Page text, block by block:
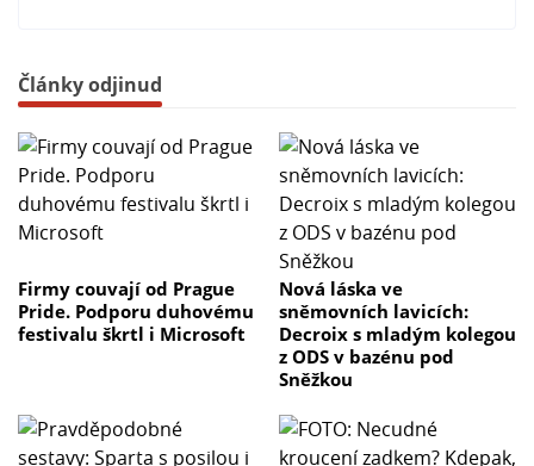
Články odjinud
Firmy couvají od Prague
Pride. Podporu duhovému
festivalu škrtl i Microsoft
Nová láska ve
sněmovních lavicích:
Decroix s mladým kolegou
z ODS v bazénu pod
Sněžkou